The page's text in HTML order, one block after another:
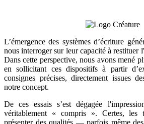
L’émergence des systèmes d’écriture
nous interroger sur leur capacité à restituer
Dans cette perspective, nous avons mené
en sollicitant ces dispositifs à partir
consignes précises, directement issues
notre concept.
De ces essais s’est dégagée
véritablement « compris ». Certes, les
présenter des qualités — parfois même